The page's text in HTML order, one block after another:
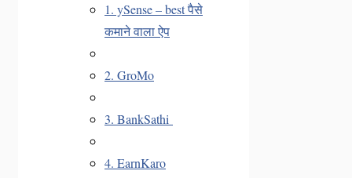
1. ySense – best पैसे
कमाने वाला ऐप
2. GroMo
3. BankSathi
4. EarnKaro